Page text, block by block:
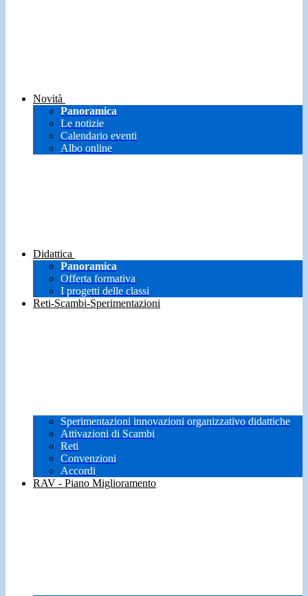
Novità
Panoramica
Le notizie
Calendario eventi
Albo online
Didattica
Panoramica
Offerta formativa
I progetti delle classi
Reti-Scambi-Sperimentazioni
Sperimentazioni innovazioni organizzativo didattiche
Attivazioni di Scambi
Reti
Convenzioni
Accordi
RAV - Piano Miglioramento